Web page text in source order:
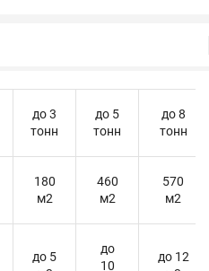
до 3
тонн
до 5
тонн
до 8
тонн
180
м2
460
м2
570
м2
до 5
до
10
до 12